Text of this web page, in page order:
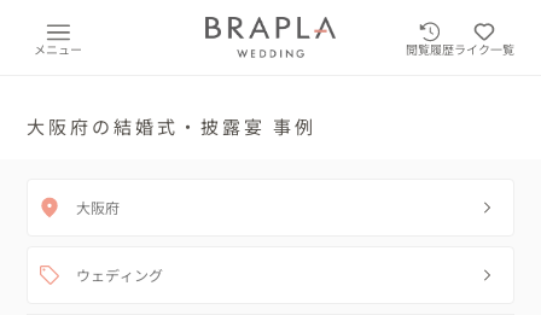
メニュー 閲覧履歴ライク一覧
大阪府の結婚式・披露宴 事例
大阪府
ウェディング